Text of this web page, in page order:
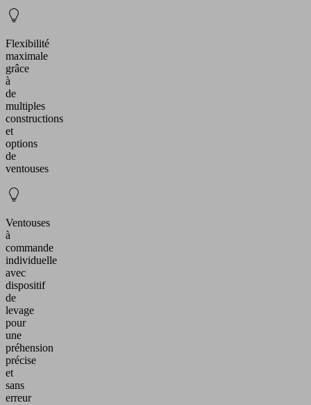
Flexibilité
maximale
grâce
à
de
multiples
constructions
et
options
de
ventouses
Ventouses
à
commande
individuelle
avec
dispositif
de
levage
pour
une
préhension
précise
et
sans
erreur